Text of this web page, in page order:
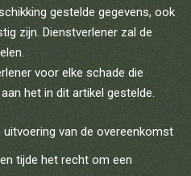
gestelde gegevens, ook
zijn. Dienstverlener zal de
voor elke schade die
het in dit artikel gestelde.
van de overeenkomst
tijde het recht om een